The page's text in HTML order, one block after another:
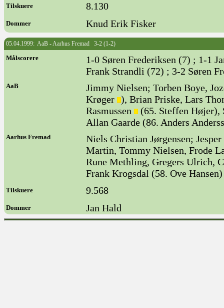
Tilskuere 8.130
Dommer Knud Erik Fisker
05.04.1999: AaB - Aarhus Fremad 3-2 (1-2)
Målscorere
1-0 Søren Frederiksen (7) ; 1-1
Frank Strandli (72) ; 3-2 Søren
AaB
Jimmy Nielsen; Torben Boye,
Krøger ), Brian Priske, Lars
Rasmussen
(65. Steffen Højer),
Allan Gaarde (86. Anders
Aarhus Fremad
Niels Christian Jørgensen;
Martin, Tommy Nielsen, Frode
Rune Methling, Gregers Ulrich,
Frank Krogsdal (58. Ove Hansen)
Tilskuere 9.568
Dommer Jan Hald